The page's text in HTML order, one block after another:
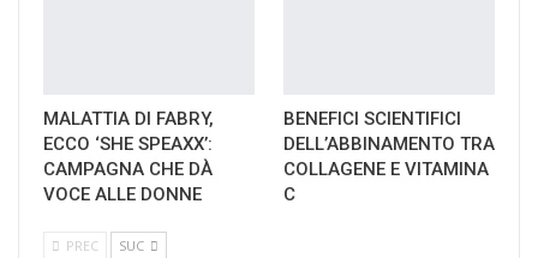
MALATTIA DI FABRY,
ECCO ‘SHE SPEAXX’:
CAMPAGNA CHE DÀ
VOCE ALLE DONNE
BENEFICI SCIENTIFICI
DELL’ABBINAMENTO TRA
COLLAGENE E VITAMINA
C
PREC SUC